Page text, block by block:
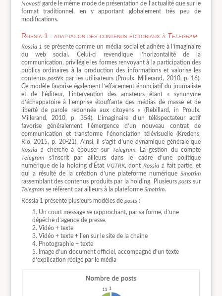
Novostigarde le même mode de présentation de l’actualité que sur le
format traditionnel, en y apportant globalement très peu de
modifications.
Rossia 1 : adaptation des contenus éditoriaux à Telegram
Rossia 1 se présente comme un média social et adhère à l’imaginaire
du web social. Celui-ci revendique l’horizontalité de la
communication, privilégie les formes renvoyant à la participation des
publics ordinaires à la production des informations et valorise les
contenus postés par les utilisateurs (Proulx, Millerand, 2010, p. 16).
Ce modèle favorise également l’effacement énonciatif du journaliste
et de l’éditeur, l’intervention des amateurs étant « synonyme
d’échappatoire à l’emprise étouffante des médias de masse et de
liberté de parole redonnée aux citoyens » (Rebillard, in Proulx,
Millerand, 2010, p. 354). L’imaginaire d’un téléspectateur actif
favorise généralement l’émergence d’un nouveau contrat de
communication et transforme l’énonciation télévisuelle (Kredens,
Rio, 2015, p. 20-21). Ainsi, il s’agit d’une dynamique générale que
Rossia 1
cherche à épouser sur Telegram. La gestion du compte
Telegrams’inscrit par ailleurs dans le cadre d’une politique
numérique de la holding d’État VGTRK, dont Rossia 1 fait partie, et
qui a résulté de la création d’une plateforme numériqueSmotrim
rassemblant des contenus produits par la holding. Plusieurs posts sur
Telegramse réfèrent par ailleurs à la plateforme Smotrim.
Rossia 1 présente plusieurs modèles de posts:
Un court message se rapprochant, par sa forme, d’une
dépêche d’agence de presse.
Vidéo + texte
Vidéo + texte + lien sur le site de la chaîne
Photographie + texte
Image d’un document officiel, accompagné d’un texte
d’explication rédigé par le média